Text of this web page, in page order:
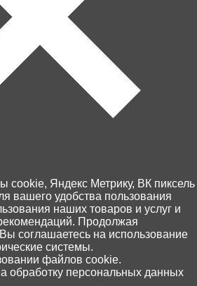
StS-609
сегодня!
Хоббит
и области
(пятница)
Корзина
0
Избранное Поиск
cookie, Яндекс Метрику, ВК пиксель
вашего удобства пользования
наших товаров и услуг и
Продолжая
соглашаетесь на использование
системы.
файлов cookie.
обработку персональных данных